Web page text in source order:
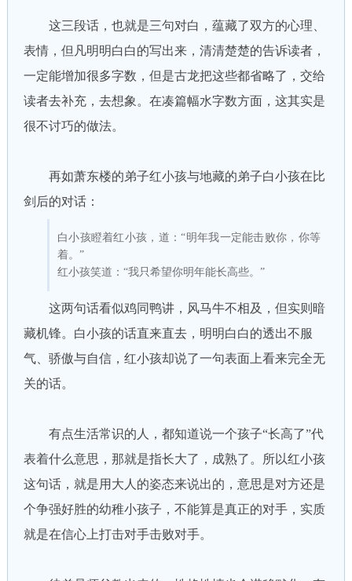
这三段话，也就是三句对白，蕴藏了双方的心理、
表情，但凡明明白白的写出来，清清楚楚的告诉读者，
一定能增加很多字数，但是古龙把这些都省略了，交给
读者去补充，去想象。在凑篇幅水字数方面，这其实是
很不讨巧的做法。
再如萧东楼的弟子红小孩与地藏的弟子白小孩在比
剑后的对话：
白小孩瞪着红小孩，道：“明年我一定能击败你，你等
着。”
红小孩笑道：“我只希望你明年能长高些。”
这两句话看似鸡同鸭讲，风马牛不相及，但实则暗
藏机锋。白小孩的话直来直去，明明白白的透出不服
气、骄傲与自信，红小孩却说了一句表面上看来完全无
关的话。
有点生活常识的人，都知道说一个孩子“长高了”代
表着什么意思，那就是指长大了，成熟了。所以红小孩
这句话，就是用大人的姿态来说出的，意思是对方还是
个争强好胜的幼稚小孩子，不能算是真正的对手，实质
就是在信心上打击对手击败对手。